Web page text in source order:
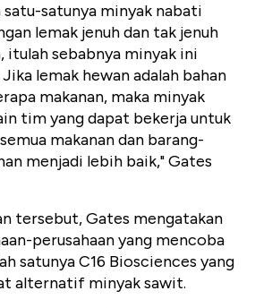
satu-satunya minyak nabati
lemak jenuh dan tak jenuh
itulah sebabnya minyak ini
lemak hewan adalah bahan
makanan, maka minyak
tim yang dapat bekerja untuk
makanan dan barang-
menjadi lebih baik," Gates
tersebut, Gates mengatakan
perusahaan yang mencoba
satunya C16 Biosciences yang
alternatif minyak sawit.